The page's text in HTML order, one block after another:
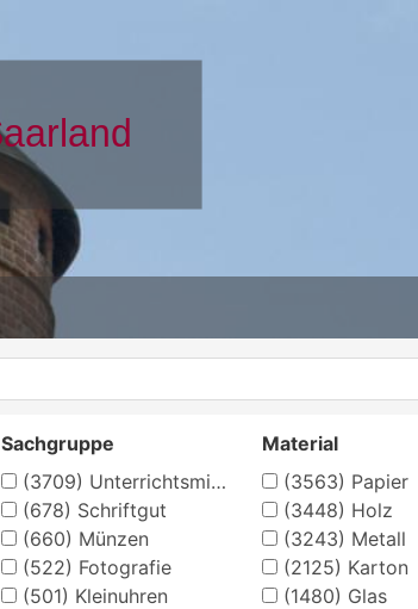
Sachgruppe
(3709) Unterrichtsmittel
(678) Schriftgut
(660) Münzen
(522) Fotografie
(501) Kleinuhren
Material
(3563) Papier
(3448) Holz
(3243) Metall
(2125) Karton
(1480) Glas